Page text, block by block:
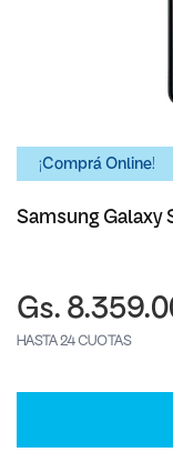
¡Comprá Online!
Samsung Galaxy
Gs.
HASTA 24 CUOTAS